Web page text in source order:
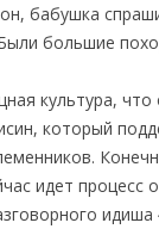
бабушка
большие
культура, что
который
идет процесс
идиша